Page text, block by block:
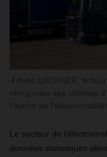
Le secteur de
données statistiques